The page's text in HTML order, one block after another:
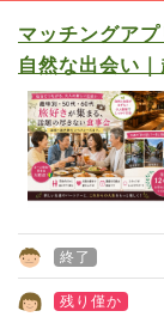
マッチングア
自然な出会い
終了
残り僅か